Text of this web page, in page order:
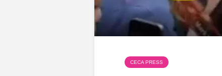
CECA PRESS